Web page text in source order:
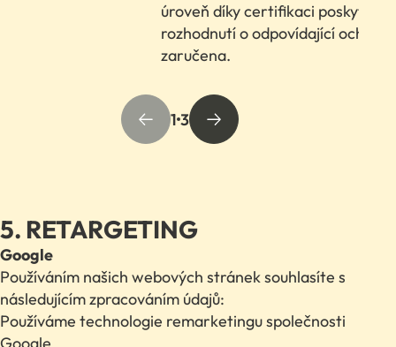
úroveň díky certifikaci
rozhodnutí o odpovídající
zaručena.
13
5. RETARGETING
Google
Používáním našich webových stránek souhlasíte s
následujícím zpracováním údajů:
Používáme technologie remarketingu společnosti